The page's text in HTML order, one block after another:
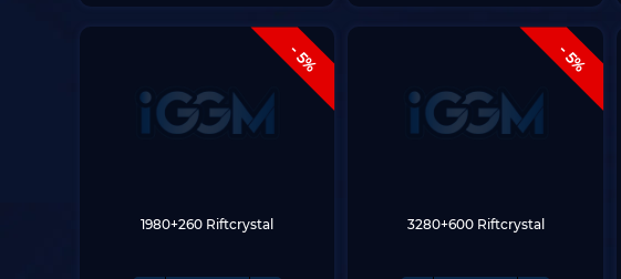
- 5%
1980+260 Riftcrystal
- 5%
3280+600 Riftcrystal